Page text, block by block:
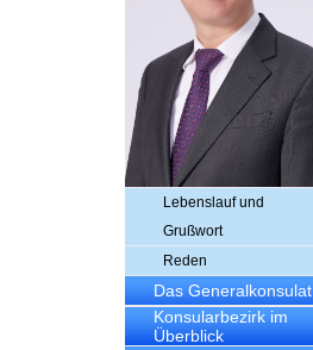
Lebenslauf und
Grußwort
Reden
Das Generalkonsulat
Konsularbezirk im
Überblick